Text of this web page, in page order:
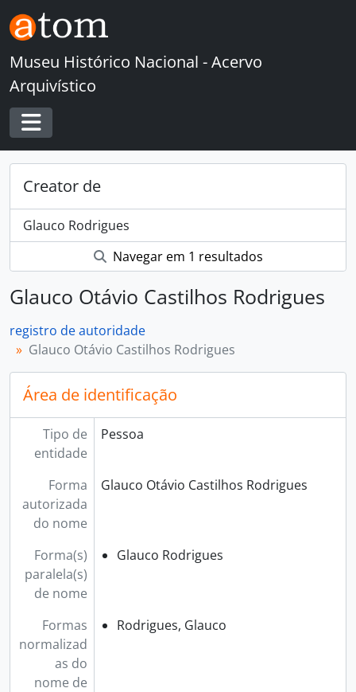
Skip to main content
Museu Histórico Nacional - Acervo
Arquivístico
Toggle navigation
Creator de
Glauco Rodrigues
Navegar em 1 resultados
Glauco Otávio Castilhos Rodrigues
registro de autoridade
Glauco Otávio Castilhos Rodrigues
Área de identificação
Tipo de
entidade
Pessoa
Forma
autorizada
do nome
Glauco Otávio Castilhos Rodrigues
Forma(s)
paralela(s)
de nome
Glauco Rodrigues
Formas
normalizad
as do
nome de
Rodrigues, Glauco